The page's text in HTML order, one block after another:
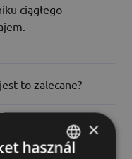
ciągłego
to zalecane?
oddziałach
od siebie
×
használ